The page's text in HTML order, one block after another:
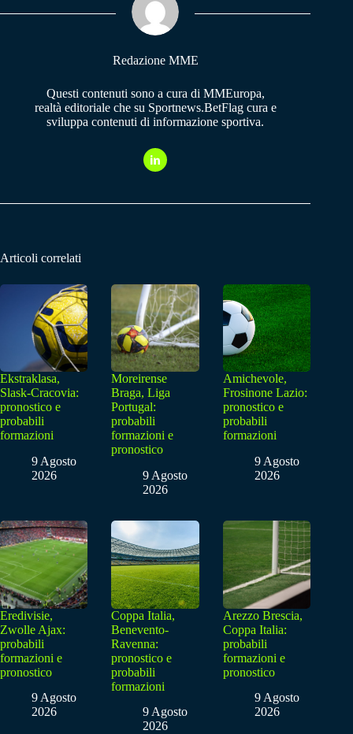
pp m
Redazione MME
Questi contenuti sono a cura di MMEuropa,
realtà editoriale che su Sportnews.BetFlag cura e
sviluppa contenuti di informazione sportiva.
Articoli correlati
Ekstraklasa,
Slask-Cracovia:
pronostico e
probabili
formazioni
9 Agosto
2026
Moreirense
Braga, Liga
Portugal:
probabili
formazioni e
pronostico
9 Agosto
2026
Amichevole,
Frosinone Lazio:
pronostico e
probabili
formazioni
9 Agosto
2026
Eredivisie,
Zwolle Ajax:
probabili
formazioni e
pronostico
9 Agosto
2026
Coppa Italia,
Benevento-
Ravenna:
pronostico e
probabili
formazioni
9 Agosto
2026
Arezzo Brescia,
Coppa Italia:
probabili
formazioni e
pronostico
9 Agosto
2026